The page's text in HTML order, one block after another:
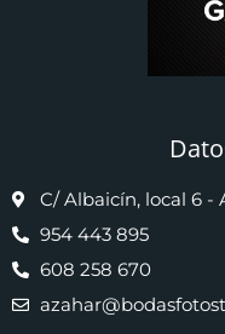
C/ Albaicín, local 6 -
954 443 895
608 258 670